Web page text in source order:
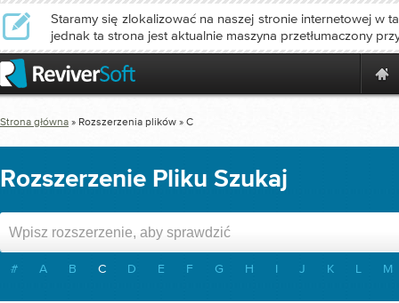
Staramy się zlokalizować na naszej stronie internetowej w
jednak ta strona jest aktualnie maszyna przetłumaczony
Strona główna » Rozszerzenia plików » C
Rozszerzenie Pliku Szukaj
# A B C D E F G H I J K L M